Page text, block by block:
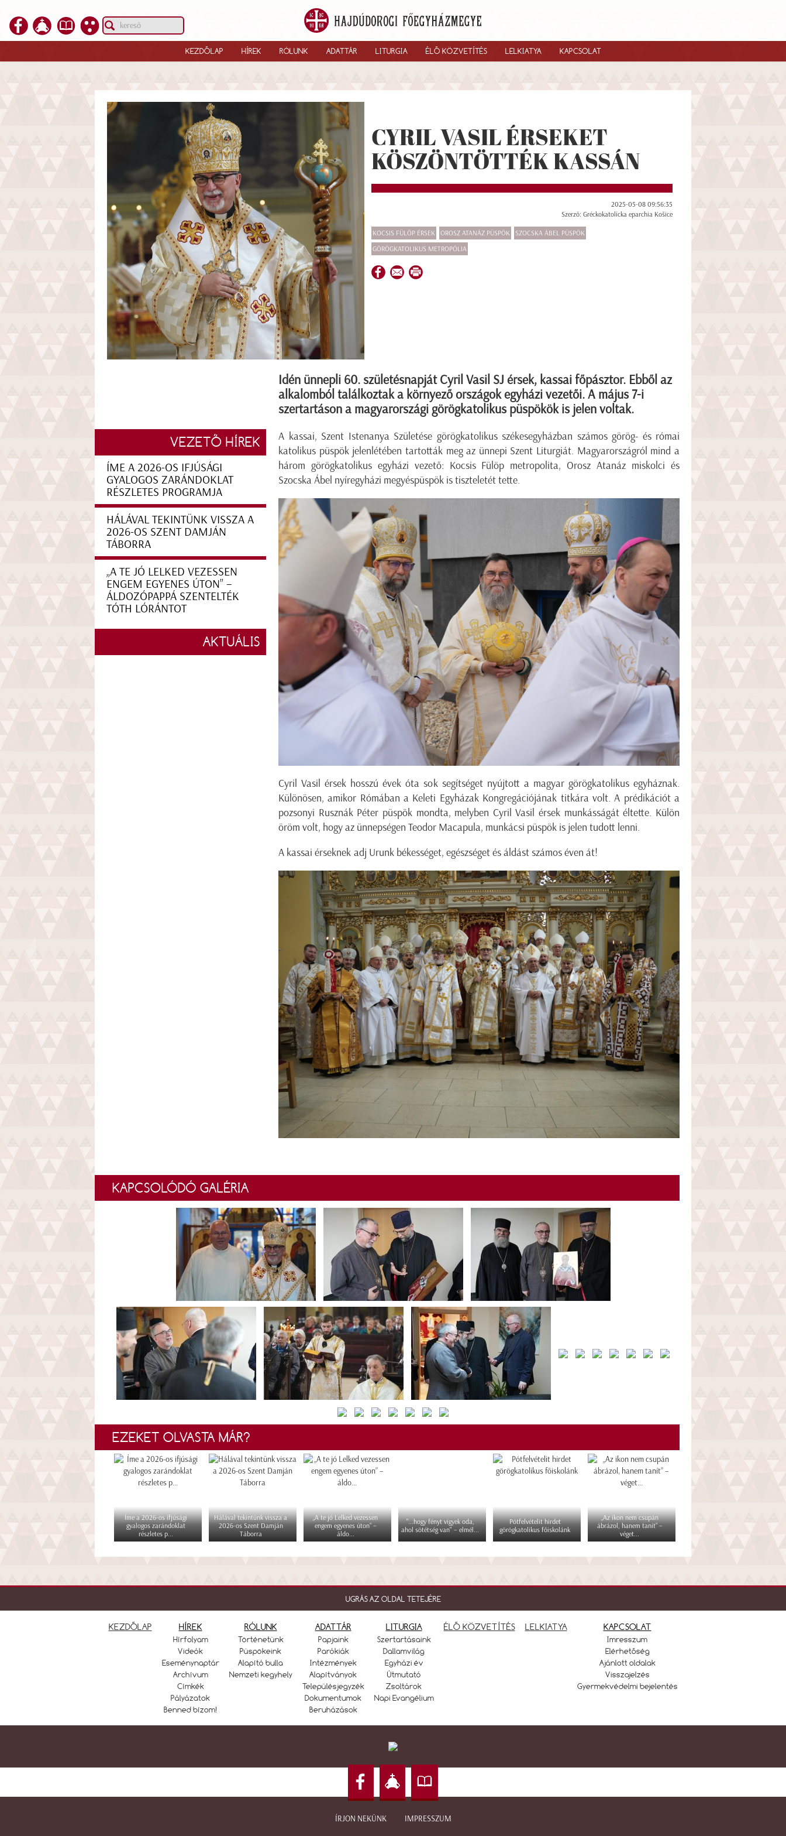
KEZDŐLAP HÍREK RÓLUNK ADATTÁR LITURGIA ÉLŐ KÖZVETÍTÉS LELKIATYA KAPCSOLAT
CYRIL VASIL ÉRSEKET
KÖSZÖNTÖTTÉK KASSÁN
2025-05-08 09:56:35
Szerző: Gréckokatolícka eparchia Košice
KOCSIS FÜLÖP ÉRSEK OROSZ ATANÁZ PÜSPÖK
SZOCSKA ÁBEL PÜSPÖK
GÖRÖGKATOLIKUS METROPÓLIA
Idén ünnepli 60. születésnapját Cyril Vasil SJ érsek, kassai főpásztor. Ebből az
alkalomból találkoztak a környező országok egyházi vezetői. A május 7-i
szertartáson a magyarországi görögkatolikus püspökök is jelen voltak.
A kassai, Szent Istenanya Születése görögkatolikus székesegyházban számos görög- és római
katolikus püspök jelenlétében tartották meg az ünnepi Szent Liturgiát. Magyarországról mind a
három görögkatolikus egyházi vezető: Kocsis Fülöp metropolita, Orosz Atanáz miskolci és
Szocska Ábel nyíregyházi megyéspüspök is tiszteletét tette.
Cyril Vasil érsek hosszú évek óta sok segítséget nyújtott a magyar görögkatolikus egyháznak.
Különösen, amikor Rómában a Keleti Egyházak Kongregációjának titkára volt. A prédikációt a
pozsonyi Rusznák Péter püspök mondta, melyben Cyril Vasil érsek munkásságát éltette. Külön
öröm volt, hogy az ünnepségen Teodor Macapula, munkácsi püspök is jelen tudott lenni.
A kassai érseknek adj Urunk békességet, egészséget és áldást számos éven át!
VEZETŐ HÍREK
ÍME A 2026-OS IFJÚSÁGI
GYALOGOS ZARÁNDOKLAT
RÉSZLETES PROGRAMJA
HÁLÁVAL TEKINTÜNK VISSZA A
2026-OS SZENT DAMJÁN
TÁBORRA
„A TE JÓ LELKED VEZESSEN
ENGEM EGYENES ÚTON” –
ÁLDOZÓPAPPÁ SZENTELTÉK
TÓTH LÓRÁNTOT
AKTUÁLIS
KAPCSOLÓDÓ GALÉRIA
EZEKET OLVASTA MÁR?
Íme a 2026-os ifjúsági
gyalogos zarándoklat
részletes p...
Hálával tekintünk vissza a
2026-os Szent Damján
Táborra
„A te jó Lelked vezessen
engem egyenes úton” –
áldo...
"...hogy fényt vigyek oda,
ahol sötétség van" – elmél...
Pótfelvételit hirdet
görögkatolikus főiskolánk
„Az ikon nem csupán
ábrázol, hanem tanít” –
véget...
UGRÁS AZ OLDAL TETEJÉRE
KEZDŐLAP HÍREK
Hírfolyam
Videók
Eseménynaptár
Archívum
Címkék
Pályázatok
Benned bízom!
RÓLUNK
Történetünk
Püspökeink
Alapító bulla
Nemzeti kegyhely
ADATTÁR
Papjaink
Parókiák
Intézmények
Alapítványok
Településjegyzék
Dokumentumok
Beruházások
LITURGIA
Szertartásaink
Dallamvilág
Egyházi év
Útmutató
Zsoltárok
Napi Evangélium
ÉLŐ KÖZVETÍTÉS LELKIATYA KAPCSOLAT
Imresszum
Elérhetőség
Ajánlott oldalak
Visszajelzés
Gyermekvédelmi bejelentés
ÍRJON NEKÜNK IMPRESSZUM